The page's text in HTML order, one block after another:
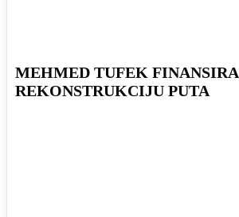
MEHMED TUFEK FINANSIRA
REKONSTRUKCIJU PUTA